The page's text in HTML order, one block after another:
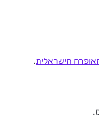
הישראלית.